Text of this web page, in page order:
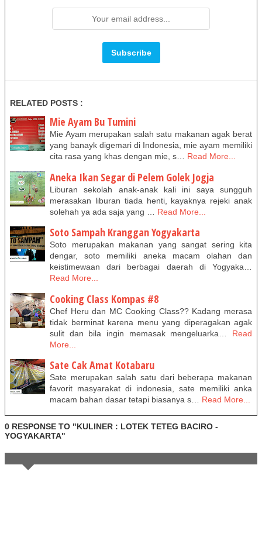
RELATED POSTS :
Mie Ayam Bu Tumini
Mie Ayam merupakan salah satu makanan agak berat
yang banayk digemari di Indonesia, mie ayam memiliki
cita rasa yang khas dengan mie, s…
Read More...
Aneka Ikan Segar di Pelem Golek Jogja
Liburan sekolah anak-anak kali ini saya sungguh
merasakan liburan tiada henti, kayaknya rejeki anak
solehah ya ada saja yang …
Read More...
Soto Sampah Kranggan Yogyakarta
Soto merupakan makanan yang sangat sering kita
dengar, soto memiliki aneka macam olahan dan
keistimewaan dari berbagai daerah di Yogyaka…
Read More...
Cooking Class Kompas #8
Chef Heru dan MC Cooking Class?? Kadang merasa
tidak berminat karena menu yang diperagakan agak
sulit dan bila ingin memasak mengeluarka…
Read
More...
Sate Cak Amat Kotabaru
Sate merupakan salah satu dari beberapa makanan
favorit masyarakat di indonesia, sate memiliki anka
macam bahan dasar tetapi biasanya s…
Read More...
0 RESPONSE TO "KULINER : LOTEK TETEG BACIRO -
YOGYAKARTA"